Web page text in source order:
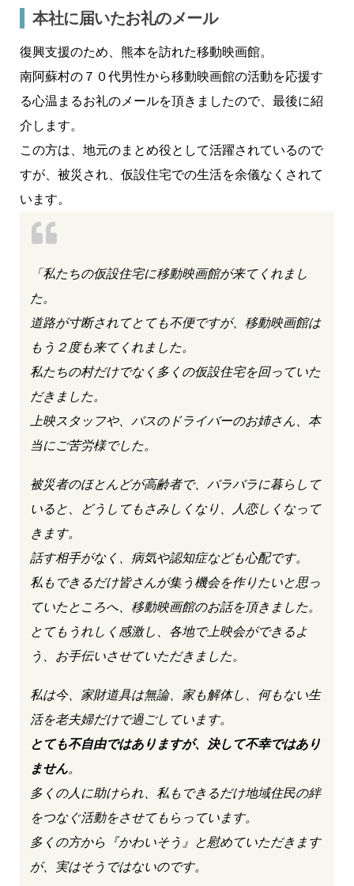
本社に届いたお礼のメール
復興支援のため、熊本を訪れた移動映画館。
南阿蘇村の７０代男性から移動映画館の活動を応援す
る心温まるお礼のメールを頂きましたので、最後に紹
介します。
この方は、地元のまとめ役として活躍されているので
すが、被災され、仮設住宅での生活を余儀なくされて
います。
「私たちの仮設住宅に移動映画館が来てくれまし
た。
道路が寸断されてとても不便ですが、移動映画館は
もう２度も来てくれました。
私たちの村だけでなく多くの仮設住宅を回っていた
だきました。
上映スタッフや、バスのドライバーのお姉さん、本
当にご苦労様でした。
被災者のほとんどが高齢者で、バラバラに暮らして
いると、どうしてもさみしくなり、人恋しくなって
きます。
話す相手がなく、病気や認知症なども心配です。
私もできるだけ皆さんが集う機会を作りたいと思っ
ていたところへ、移動映画館のお話を頂きました。
とてもうれしく感激し、各地で上映会ができるよ
う、お手伝いさせていただきました。
私は今、家財道具は無論、家も解体し、何もない生
活を老夫婦だけで過ごしています。
とても不自由ではありますが、決して不幸ではあり
ません。
多くの人に助けられ、私もできるだけ地域住民の絆
をつなぐ活動をさせてもらっています。
多くの方から『かわいそう』と慰めていただきます
が、実はそうではないのです。